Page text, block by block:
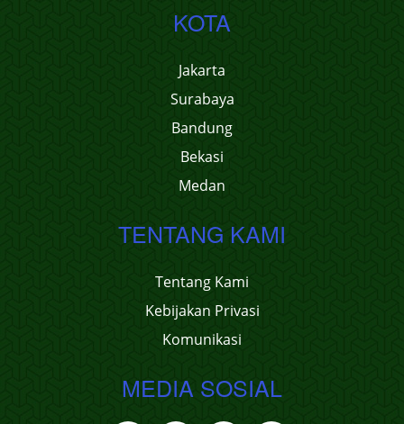
KOTA
Jakarta
Surabaya
Bandung
Bekasi
Medan
TENTANG KAMI
Tentang Kami
Kebijakan Privasi
Komunikasi
MEDIA SOSIAL